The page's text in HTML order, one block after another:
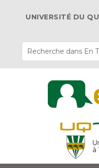
UNIVERSITÉ DU